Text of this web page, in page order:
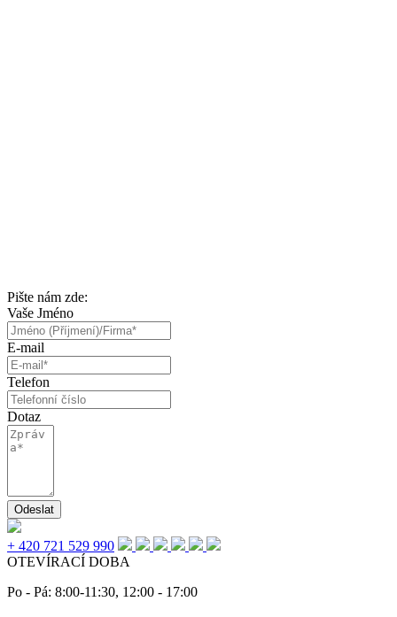
Pište nám zde:
Vaše Jméno
E-mail
Telefon
Dotaz
Odeslat
+ 420 721 529 990
OTEVÍRACÍ DOBA
Po - Pá: 8:00-11:30, 12:00 - 17:00